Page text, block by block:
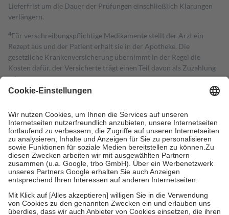
Lieferfrist um die Dauer der Prüfungen einschließlich Klärungen
verlängern.
4Für verschreibungspflichtige Medikamente stellt der Arzt ein
Rezept aus und der Patient erhält sie in der Apotheke. Die
gesetzliche Krankenversicherung übernimmt in der Regel die
Kosten dafür, der Versicherte trägt einen Teil davon als Zuzahlung
mit.
Grundsätzlich leisten Mitglieder Zuzahlungen in Höhe von zehn
höchstens zehn Euro.
Es sind jedoch nie mehr als die tatsächlichen
Kosten der Leistung zu entrichten.
Diese Regeln gelten grundsätzlich auch für Online-Apotheken.
Bei Heilmitteln und häuslicher Krankenpflege beträgt die
Zuzahlung zehn Prozent der Kosten sowie zehn Euro je
Verordnung.
Um das Engagement der Versicherten für ihre eigene Gesundheit zu
stärken und die besondere Stellung der Familie zu unterstützen,
fallenkeine Zuzahlungenan bei:
• Kindern und Jugendlichen bis zum vollendeten 18. Lebensjahr